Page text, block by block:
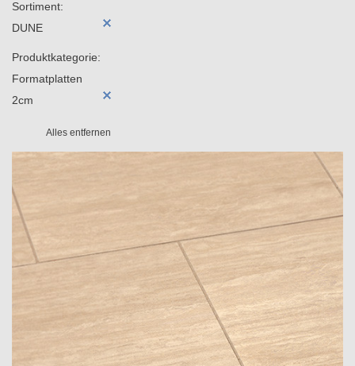
Sortiment:
DUNE
Produktkategorie:
Formatplatten
2cm
Alles entfernen